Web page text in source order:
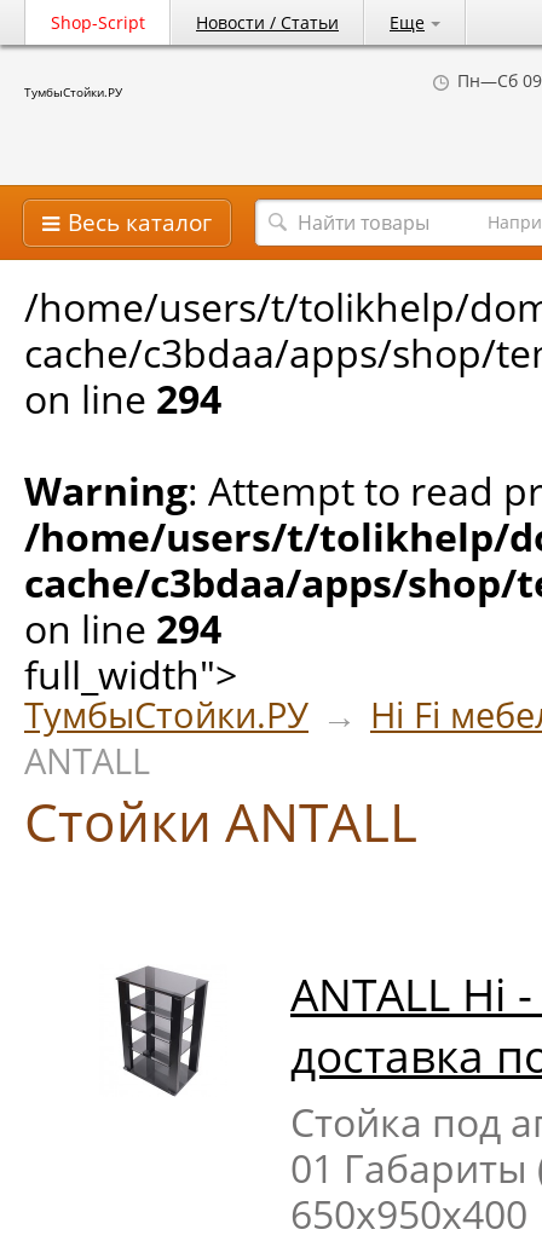
Shop-Script Новости / Статьи Еще
ТумбыСтойки.РУ Пн—Сб
Весь каталог
/home/users/t/tolikhelp/
cache/c3bdaa/apps/shop/
on line 294
Warning: Attempt to read
/home/users/t/tolikhelp/
cache/c3bdaa/apps/shop/
on line 294
full_width">
ТумбыСтойки.РУ → Hi Fi
ANTALL
Стойки ANTALL
ANTALL Hi
доставка
Стойка под
01
650x950x400